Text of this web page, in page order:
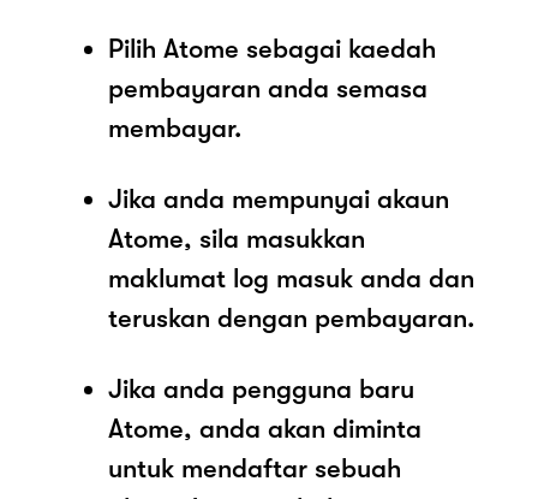
Pilih Atome sebagai kaedah
pembayaran anda semasa
membayar.
Jika anda mempunyai akaun
Atome, sila masukkan
maklumat log masuk anda dan
teruskan dengan pembayaran.
Jika anda pengguna baru
Atome, anda akan diminta
untuk mendaftar sebuah